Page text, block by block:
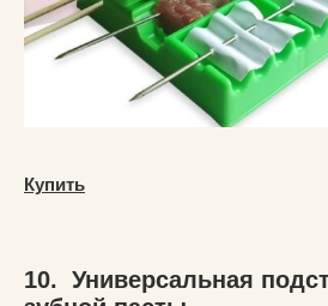
Купить
10. Универсальная